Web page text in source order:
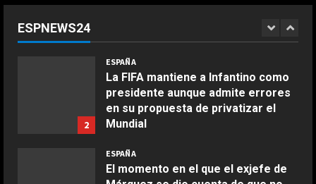
ESPNEWS24
1
Infantino de llevarla a Marruecos:
Agosto 6, 2026
2
ESPAÑA
La FIFA mantiene a Infantino como
presidente aunque admite errores
en su propuesta de privatizar el
Mundial
ESPAÑA
El momento en el que el exjefe de
Ensalada de espinacas deliciosa
Boquerones fritos en freidora de
aire